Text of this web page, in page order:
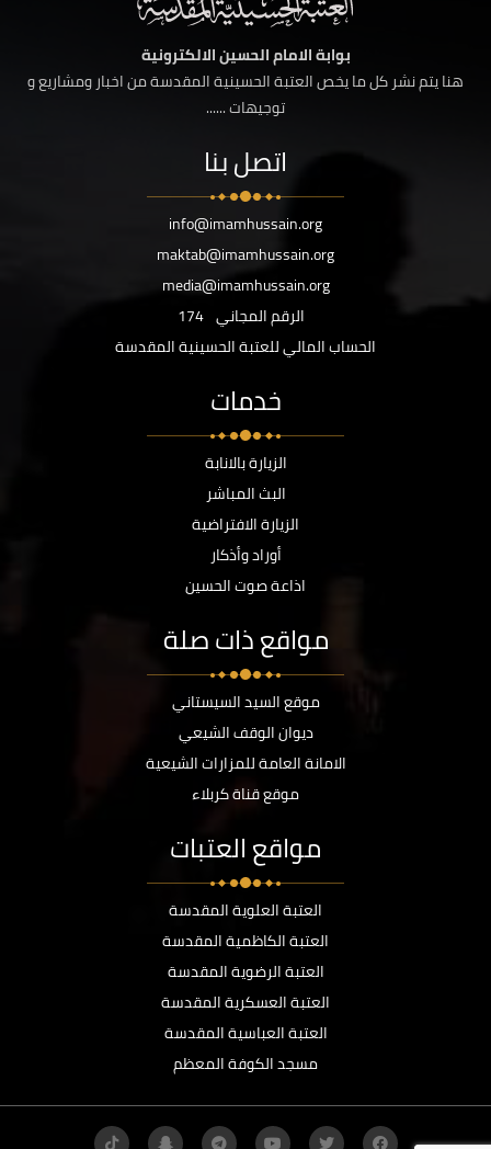
بوابة الامام الحسين الالكترونية
هنا يتم نشر كل ما يخص العتبة الحسينية المقدسة من اخبار ومشاريع و
توجيهات ......
اتصل بنا
info@imamhussain.org
maktab@imamhussain.org
media@imamhussain.org
الرقم المجاني 174
الحساب المالي للعتبة الحسينية المقدسة
خدمات
الزيارة بالانابة
البث المباشر
الزيارة الافتراضية
أوراد وأذكار
اذاعة صوت الحسين
مواقع ذات صلة
موقع السيد السيستاني
ديوان الوقف الشيعي
الامانة العامة للمزارات الشيعية
موقع قناة كربلاء
مواقع العتبات
العتبة العلوية المقدسة
العتبة الكاظمية المقدسة
العتبة الرضوية المقدسة
العتبة العسكرية المقدسة
العتبة العباسية المقدسة
مسجد الكوفة المعظم